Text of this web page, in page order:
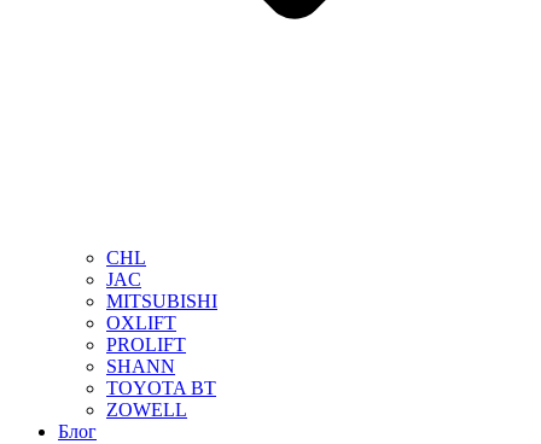
CHL
JAC
MITSUBISHI
OXLIFT
PROLIFT
SHANN
TOYOTA BT
ZOWELL
Блог